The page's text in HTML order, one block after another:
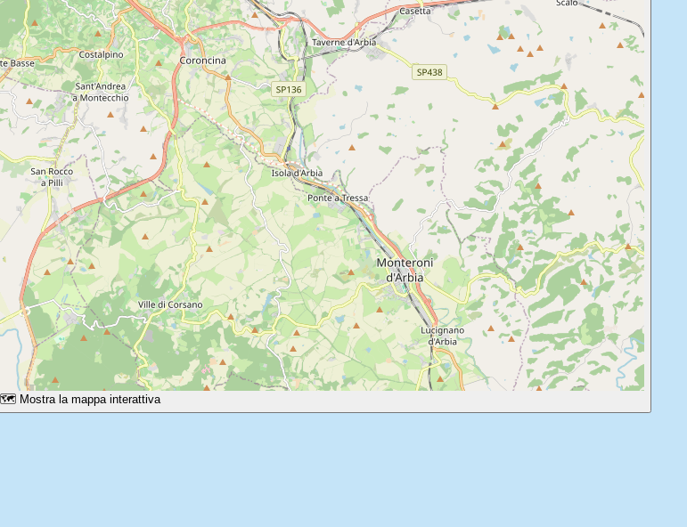
🗺️ Mostra la mappa interattiva